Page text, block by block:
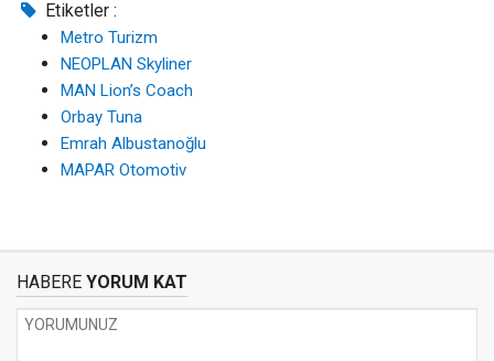
Etiketler :
Metro Turizm
NEOPLAN Skyliner
MAN Lion’s Coach
Orbay Tuna
Emrah Albustanoğlu
MAPAR Otomotiv
HABERE YORUM KAT